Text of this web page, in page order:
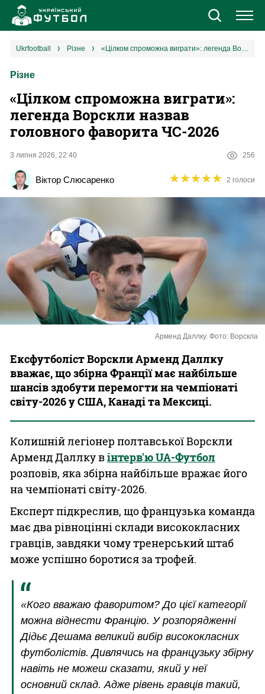
Новини
Єврокубки
УПЛ
2 ліга
Букмекери
Казино
ukrfootball різне «‎Цілком спроможна виграти»: легенда Ворскли назвав головного фаворита ЧС-2026
Різне
«‎Цілком спроможна виграти»:
легенда Ворскли назвав
головного фаворита ЧС-2026
3 липня 2026, 22:40 256
Віктор Слюсаренко ★★★★★
★★★★★ 2 голоси
Арменд Даллку. Фото: Ворскла
Ексфутболіст Ворскли Арменд Даллку
вважає, що збірна Франції має найбільше
шансів здобути перемогти на чемпіонаті
світу-2026 у США, Канаді та Мексиці.
Колишній легіонер полтавської Ворскли
Арменд Даллку вінтерв'ю UA-Футбол
розповів, яка збірна найбільше вражає його
на чемпіонаті світу-2026.
Експерт підкреслив, що французька команда
має два рівноцінні склади висококласних
гравців, завдяки чому тренерський штаб
може успішно боротися за трофей.
«Кого вважаю фаворитом? До цієї категорії
можна віднести Францію. У розпорядженні
Дідьє Дешама великий вибір висококласних
футболістів. Дивлячись на французьку збірну
навіть не можеш сказати, який у неї
основний склад. Адже рівень гравців такий,